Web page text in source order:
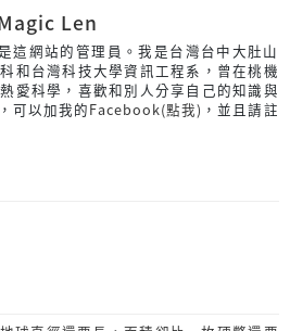
Len
這網站的管理員。我是台灣台中大肚山
和台灣科技大學資訊工程系，曾在桃機
愛科學，喜歡和別人分享自己的知識與
可以加我的Facebook(點我) ，並且請註